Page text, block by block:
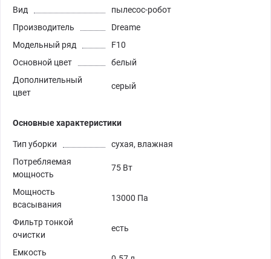
Вид
пылесос-робот
Производитель
Dreame
Модельный ряд
F10
Основной цвет
белый
Дополнительный
цвет
серый
Основные характеристики
Тип уборки
сухая, влажная
Потребляемая
мощность
75 Вт
Мощность
всасывания
13000 Па
Фильтр тонкой
очистки
есть
Емкость